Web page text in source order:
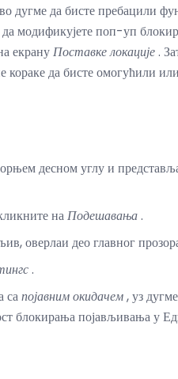
да бисте пребацили
модификујете поп-уп
екрануПоставке локације.
кораке да бисте омогућили
десном углу и
наПодешавања.
оверлаи део главног
.
сапојавним окидачем, уз
блокирања појављивања у